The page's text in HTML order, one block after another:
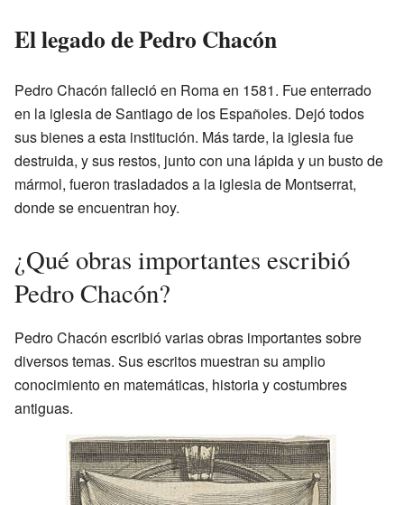
El legado de Pedro Chacón
Pedro Chacón falleció en Roma en 1581. Fue enterrado
en la iglesia de Santiago de los Españoles. Dejó todos
sus bienes a esta institución. Más tarde, la iglesia fue
destruida, y sus restos, junto con una lápida y un busto de
mármol, fueron trasladados a la iglesia de Montserrat,
donde se encuentran hoy.
¿Qué obras importantes escribió
Pedro Chacón?
Pedro Chacón escribió varias obras importantes sobre
diversos temas. Sus escritos muestran su amplio
conocimiento en matemáticas, historia y costumbres
antiguas.